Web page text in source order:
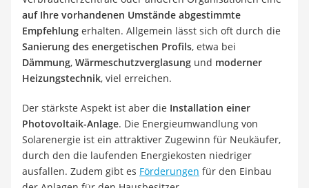
auf Ihre vorhandenen Umstände abgestimmte
Empfehlung erhalten. Allgemein lässt sich oft durch die
Sanierung des energetischen Profils, etwa bei
Dämmung, Wärmeschutzverglasung und moderner
Heizungstechnik, viel erreichen.
Der stärkste Aspekt ist aber die Installation einer
Photovoltaik-Anlage. Die Energieumwandlung von
Solarenergie ist ein attraktiver Zugewinn für Neukäufer,
durch den die laufenden Energiekosten niedriger
ausfallen. Zudem gibt es Förderungen für den Einbau